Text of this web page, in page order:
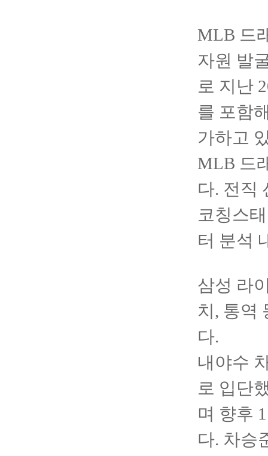
MLB 드
자원 발
로 지난
를 포함
가하고
MLB 드
다. 전직
코칭스
터 분석
삼성 라
치, 통역
다.
내야수
로 입단
며 향후
다. 차승